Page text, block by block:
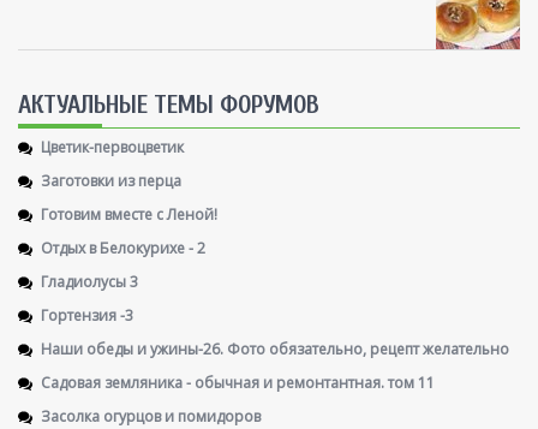
AКТУАЛЬНЫЕ ТЕМЫ ФОРУМОВ
Цветик-первоцветик
Заготовки из перца
Готовим вместе с Леной!
Отдых в Белокурихе - 2
Гладиолусы 3
Гортензия -3
Наши обеды и ужины-26. Фото обязательно, рецепт желательно
Садовая земляника - обычная и ремонтантная. том 11
Засолка огурцов и помидоров